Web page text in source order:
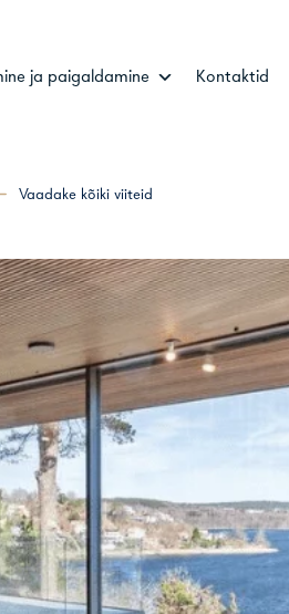
ja paigaldamine Kontaktid
Vaadake kõiki viiteid